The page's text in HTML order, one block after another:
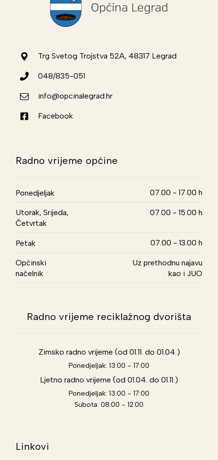
Trg Svetog Trojstva 52A, 48317 Legrad
048/835-051
info@opcinalegrad.hr
Facebook
Radno vrijeme općine
Ponedjeljak 07.00 - 17.00 h
Utorak, Srijeda,
Četvrtak
07.00 - 15.00 h
Petak 07.00 - 13.00 h
Općinski
načelnik
Uz prethodnu najavu
kao i JUO
Radno vrijeme reciklažnog dvorišta
Zimsko radno vrijeme (od 01.11. do 01.04.)
Ponedjeljak: 13:00 - 17:00
Ljetno radno vrijeme (od 01.04. do 01.11.)
Ponedjeljak: 13:00 - 17:00
Subota: 08:00 - 12:00
Linkovi